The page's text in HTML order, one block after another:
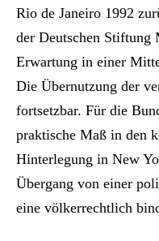
Rio de Janeiro 1992
der Deutschen Stiftung
Erwartung in einer
Die Übernutzung der
fortsetzbar. Für die
praktische Maß in den
Hinterlegung in New
Übergang von einer
eine völkerrechtlich